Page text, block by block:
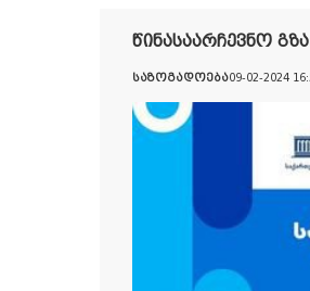
წინასაარჩევნო
საზოგადოება09-02-2024